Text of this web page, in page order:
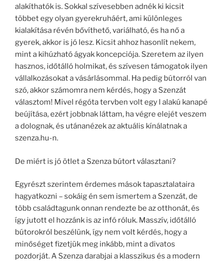
alakíthatók is. Sokkal szívesebben adnék ki kicsit
többet egy olyan gyerekruháért, ami különleges
kialakítása révén bővíthető, variálható, és ha nő a
gyerek, akkor is jó lesz. Kicsit ahhoz hasonlít nekem,
mint a kihúzható ágyak koncepciója. Szeretem az ilyen
hasznos, időtálló holmikat, és szívesen támogatok ilyen
vállalkozásokat a vásárlásommal. Ha pedig bútorról van
szó, akkor számomra nem kérdés, hogy a Szenzát
választom! Mivel régóta tervben volt egy l alakú kanapé
beújítása, ezért jobbnak láttam, ha végre elejét veszem
a dolognak, és utánanézek az aktuális kínálatnak a
szenza.hu-n.
De miért is jó ötlet a Szenza bútort választani?
Egyrészt szerintem érdemes mások tapasztalataira
hagyatkozni – sokáig én sem ismertem a Szenzát, de
több családtagunk onnan rendezte be az otthonát, és
így jutott el hozzánk is az infó róluk. Masszív, időtálló
bútorokról beszélünk, így nem volt kérdés, hogy a
minőséget fizetjük meg inkább, mint a divatos
pozdorját. A Szenza darabjai a klasszikus és a modern